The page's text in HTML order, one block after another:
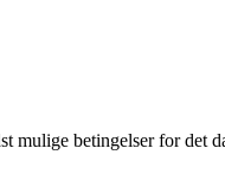
mulige betingelser for det